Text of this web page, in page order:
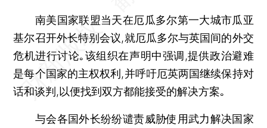
南美国家联盟当天在厄瓜多尔第一大城市瓜亚
基尔召开外长特别会议,就厄瓜多尔与英国间的外交
危机进行讨论｡该组织在声明中强调,提供政治避难
是每个国家的主权权利,并呼吁厄英两国继续保持对
话和谈判,以便找到双方都能接受的解决方案｡
与会各国外长纷纷谴责威胁使用武力解决国家